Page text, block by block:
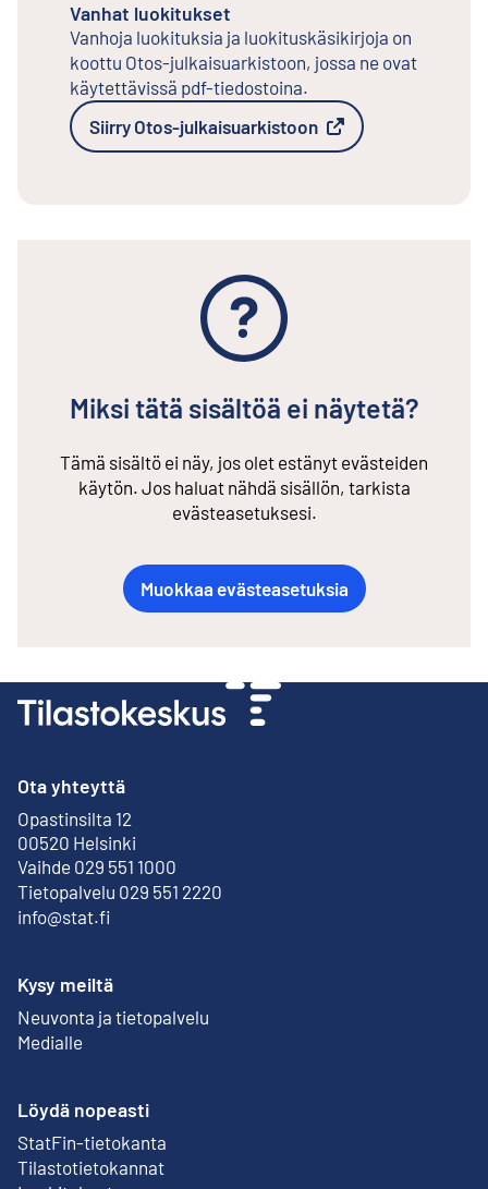
Vanhat luokitukset
Vanhoja luokituksia ja luokituskäsikirjoja on
koottu Otos-julkaisuarkistoon, jossa ne ovat
käytettävissä pdf-tiedostoina.
Siirry Otos-julkaisuarkistoon
Ulkoinen linkki
Miksi tätä sisältöä ei näytetä?
Tämä sisältö ei näy, jos olet estänyt evästeiden
käytön. Jos haluat nähdä sisällön, tarkista
evästeasetuksesi.
Muokkaa evästeasetuksia
Ota yhteyttä
Opastinsilta 12
00520 Helsinki
Ulkoinen linkki
Vaihde 029 551 1000
Tietopalvelu 029 551 2220
info@stat.fi
Kysy meiltä
Neuvonta ja tietopalvelu
Medialle
Löydä nopeasti
StatFin-tietokanta
Ulkoinen linkki
Tilastotietokannat